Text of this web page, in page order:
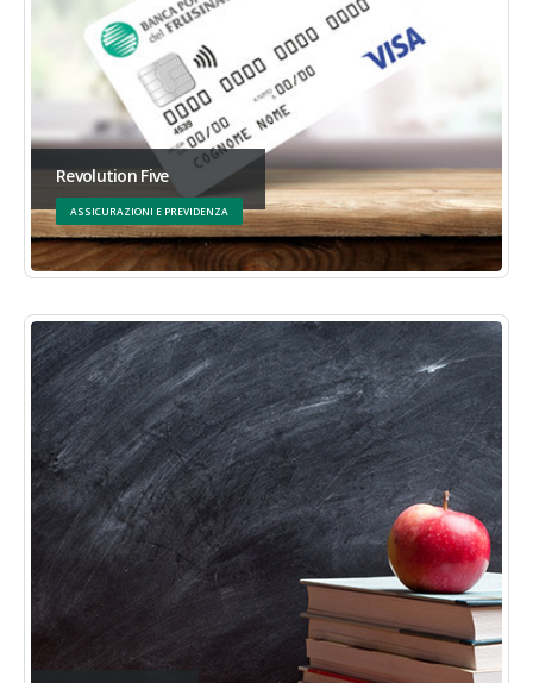
Revolution Five
ASSICURAZIONI E PREVIDENZA